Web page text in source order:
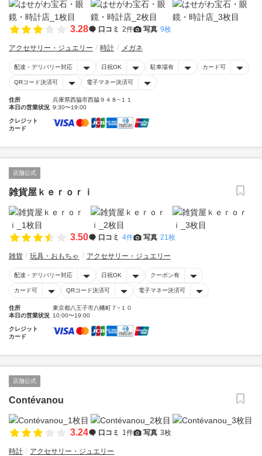
3.28 口コミ 2件 写真 9枚
アクセサリー・ジュエリー 時計 メガネ
配達・デリバリー対応 日祝OK 駐車場有 カード可
QRコード決済可 電子マネー決済可
住所
兵庫県西脇市西脇９４８−１１
本日の営業状況 9:30〜19:00
クレジット
カード
店舗公式
雑貨屋ｋｅｒｏｒｉ
3.50 口コミ 4件 写真 21枚
雑貨 玩具・おもちゃ アクセサリー・ジュエリー
配達・デリバリー対応 日祝OK クーポン有
カード可 QRコード決済可 電子マネー決済可
住所
東京都八王子市八幡町７−１０
本日の営業状況 10:00〜19:00
クレジット
カード
店舗公式
Contévanou
3.24 口コミ 1件 写真 3枚
時計 アクセサリー・ジュエリー